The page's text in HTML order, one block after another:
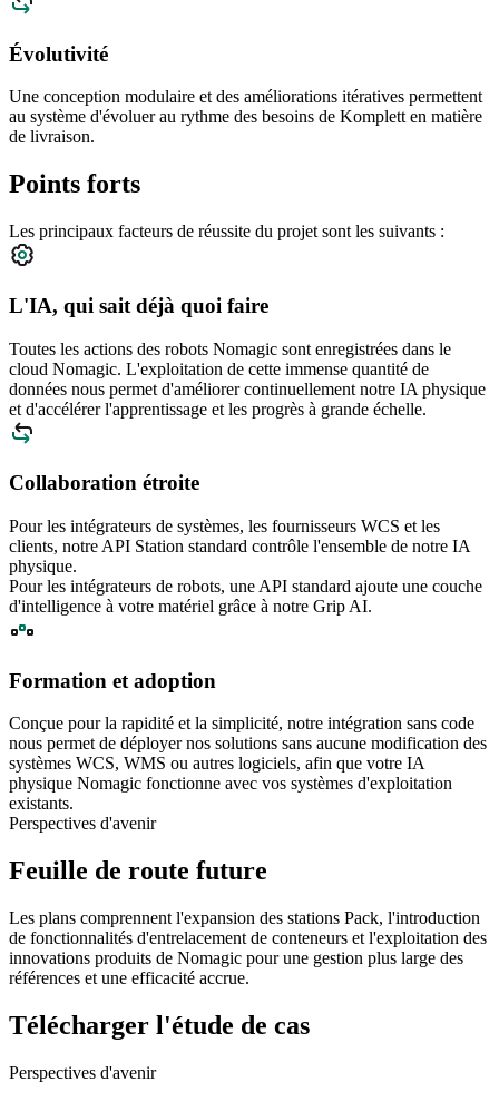
Évolutivité
Une conception modulaire et des améliorations itératives permettent
au système d'évoluer au rythme des besoins de Komplett en matière
de livraison.
Points forts
Les principaux facteurs de réussite du projet sont les suivants :
L'IA, qui sait déjà quoi faire
Toutes les actions des robots Nomagic sont enregistrées dans le
cloud Nomagic. L'exploitation de cette immense quantité de
données nous permet d'améliorer continuellement notre IA physique
et d'accélérer l'apprentissage et les progrès à grande échelle.
Collaboration étroite
Pour les intégrateurs de systèmes, les fournisseurs WCS et les
clients, notre API Station standard contrôle l'ensemble de notre IA
physique.
Pour les intégrateurs de robots, une API standard ajoute une couche
d'intelligence à votre matériel grâce à notre Grip AI.
Formation et adoption
Conçue pour la rapidité et la simplicité, notre intégration sans code
nous permet de déployer nos solutions sans aucune modification des
systèmes WCS, WMS ou autres logiciels, afin que votre IA
physique Nomagic fonctionne avec vos systèmes d'exploitation
existants.
Perspectives d'avenir
Feuille de route future
Les plans comprennent l'expansion des stations Pack, l'introduction
de fonctionnalités d'entrelacement de conteneurs et l'exploitation des
innovations produits de Nomagic pour une gestion plus large des
références et une efficacité accrue.
Télécharger l'étude de cas
Perspectives d'avenir